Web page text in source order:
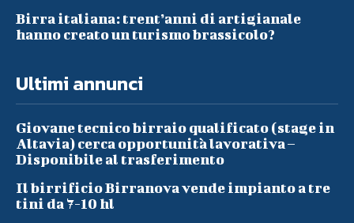
Birra italiana: trent’anni di artigianale
hanno creato un turismo brassicolo?
Ultimi annunci
Giovane tecnico birraio qualificato (stage in
Altavia) cerca opportunità lavorativa –
Disponibile al trasferimento
Il birrificio Birranova vende impianto a tre
tini da 7-10 hl